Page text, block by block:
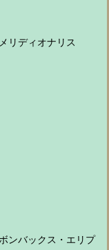
リディオナリス
ンバックス・エリプ